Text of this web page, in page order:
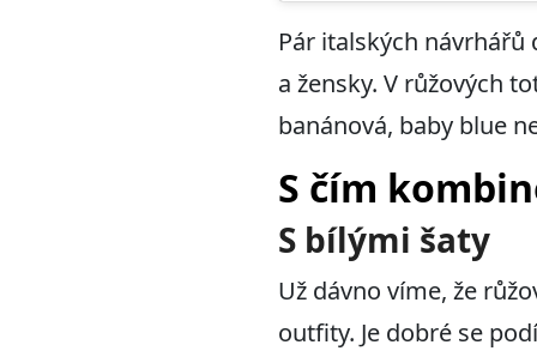
Pár italských
a žensky. V růžových
banánová, baby blue
S čím
S bílými šaty
Už dávno víme, že
outfity. Je dobré se